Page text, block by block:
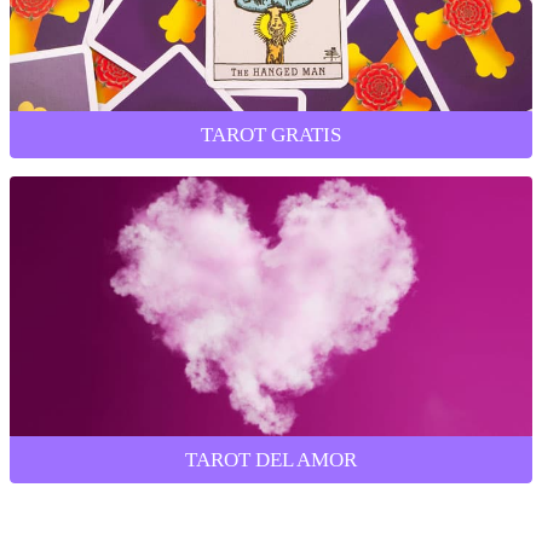
TAROT GRATIS
TAROT DEL AMOR